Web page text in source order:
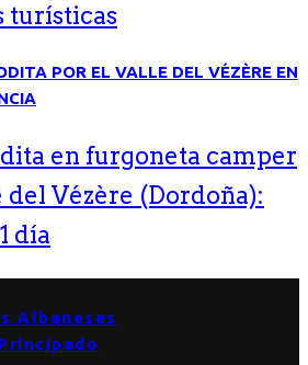
turísticas
en furgoneta camper
Vézère (Dordoña):
día
Albaneses